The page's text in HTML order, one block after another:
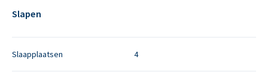
Slapen
Slaapplaatsen 4